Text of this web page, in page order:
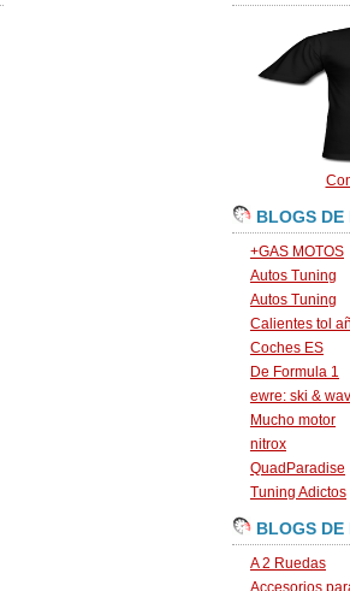
BLOGS DE
+GAS MOTOS
Autos Tuning
Autos Tuning
Calientes tol
Coches ES
De Formula 1
ewre: ski &
Mucho motor
nitrox
QuadParadise
Tuning Adictos
BLOGS DE
A 2 Ruedas
Accesorios